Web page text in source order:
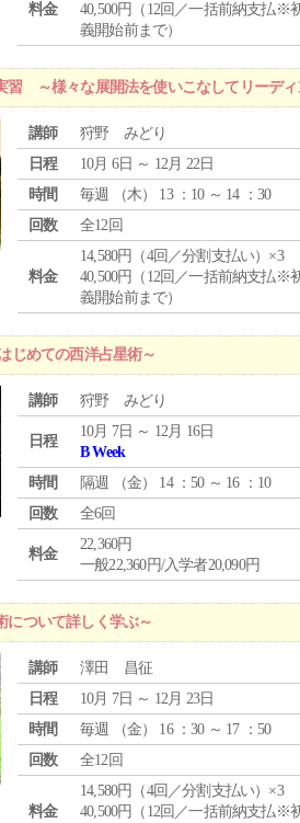
料金
40,500円（12回／一括前納支払※
義開始前まで）
～様々な展開法を使いこなしてリーディ
講師
狩野 みどり
日程
10月 6日 ～ 12月 22日
時間
毎週 （木） 13 ：10 ～ 14 ：30
回数
全12回
料金
14,580円（4回／分割支払い）×3
40,500円（12回／一括前納支払※
義開始前まで）
じめての西洋占星術～
講師 狩野 みどり
日程
10月 7日 ～ 12月 16日
B Week
時間
隔週 （金） 14 ：50 ～ 16 ：10
回数
全6回
料金
22,360円
一般22,360円/入学者20,090円
ついて詳しく学ぶ～
講師
澤田 昌征
日程
10月 7日 ～ 12月 23日
時間
毎週 （金） 16 ：30 ～ 17 ：50
回数
全12回
料金
14,580円（4回／分割支払い）×3
40,500円（12回／一括前納支払※